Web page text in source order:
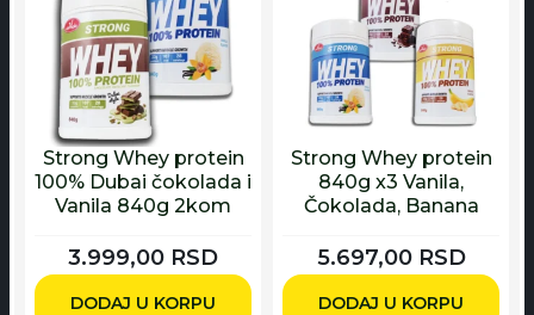
Strong Whey protein
100% Dubai čokolada i
Vanila 840g 2kom
3.999,00 RSD
DODAJ U KORPU
Strong Whey protein
840g x3 Vanila,
Čokolada, Banana
5.697,00 RSD
DODAJ U KORPU